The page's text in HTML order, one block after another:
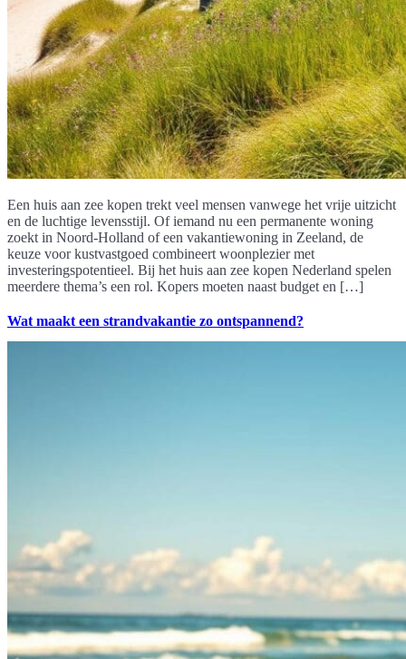
Een huis aan zee kopen trekt veel mensen vanwege het vrije uitzicht
en de luchtige levensstijl. Of iemand nu een permanente woning
zoekt in Noord-Holland of een vakantiewoning in Zeeland, de
keuze voor kustvastgoed combineert woonplezier met
investeringspotentieel. Bij het huis aan zee kopen Nederland spelen
meerdere thema’s een rol. Kopers moeten naast budget en […]
Wat maakt een strandvakantie zo ontspannend?